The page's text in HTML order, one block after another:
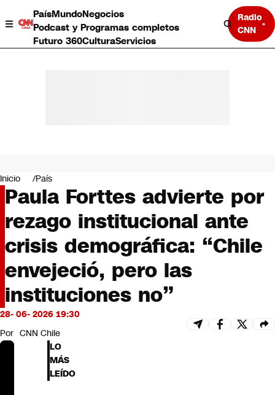
PaísMundoNegocios
Podcast y Programas completos
Futuro 360CulturaServicios
Radio
CNN
Negocios
Deportes
Programas completos
Cultura
Servicios
Bits
CNN tiempo
Futuro 360
Opinión
Inicio País
Paula Forttes advierte por
rezago institucional ante
crisis demográfica: “Chile
envejeció, pero las
instituciones no”
28- 06- 2026 19:30
Por CNN Chile
LO
MÁS
LEÍDO